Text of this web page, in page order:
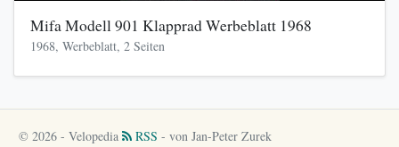
Mifa Modell 901 Klapprad Werbeblatt 1968
1968, Werbeblatt, 2 Seiten
© 2026 - Velopedia RSS - von Jan-Peter Zurek